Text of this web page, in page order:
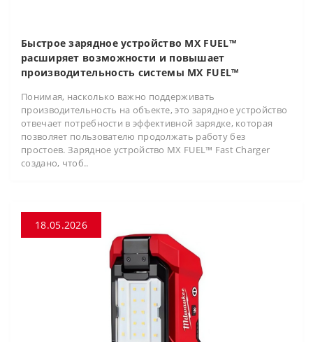
Быстрое зарядное устройство MX FUEL™
расширяет возможности и повышает
производительность системы MX FUEL™
Понимая, насколько важно поддерживать
производительность на объекте, это зарядное устройство
отвечает потребности в эффективной зарядке, которая
позволяет пользователю продолжать работу без
простоев. Зарядное устройство MX FUEL™ Fast Charger
создано, чтоб..
18.05.2026